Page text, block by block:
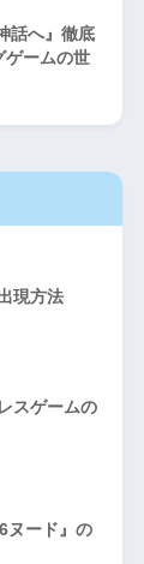
話へ』徹底
ゲームの世
現方法
スゲームの
ヌード』の